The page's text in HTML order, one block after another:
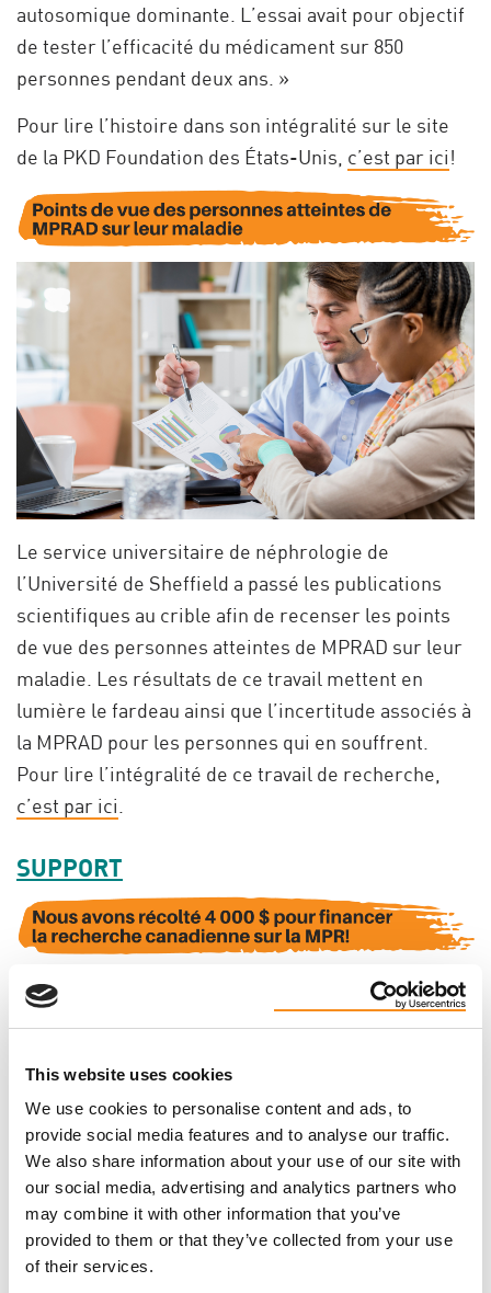
This website uses cookies
We use cookies to personalise content and ads, to
provide social media features and to analyse our traffic.
We also share information about your use of our site with
our social media, advertising and analytics partners who
may combine it with other information that you’ve
provided to them or that they’ve collected from your use
of their services.
autosomique dominante. L’essai avait pour objectif
de tester l’efficacité du médicament sur 850
personnes pendant deux ans. »
Pour lire l’histoire dans son intégralité sur le site
de la PKD Foundation des États-Unis, c’est par ici!
Le service universitaire de néphrologie de
l’Université de Sheffield a passé les publications
scientifiques au crible afin de recenser les points
de vue des personnes atteintes de MPRAD sur leur
maladie. Les résultats de ce travail mettent en
lumière le fardeau ainsi que l’incertitude associés à
la MPRAD pour les personnes qui en souffrent.
Pour lire l’intégralité de ce travail de recherche,
c’est par ici
SUPPORT
Nous voulons prendre un moment pour exprimer